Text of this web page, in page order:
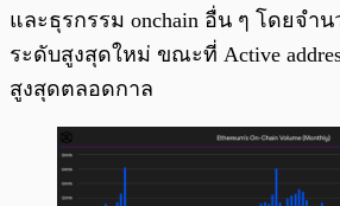
และธุรกรรม onchain อื่น ๆ โดยจำ
ระดับสูงสุดใหม่ ขณะที่ Active
สูงสุดตลอดกาล